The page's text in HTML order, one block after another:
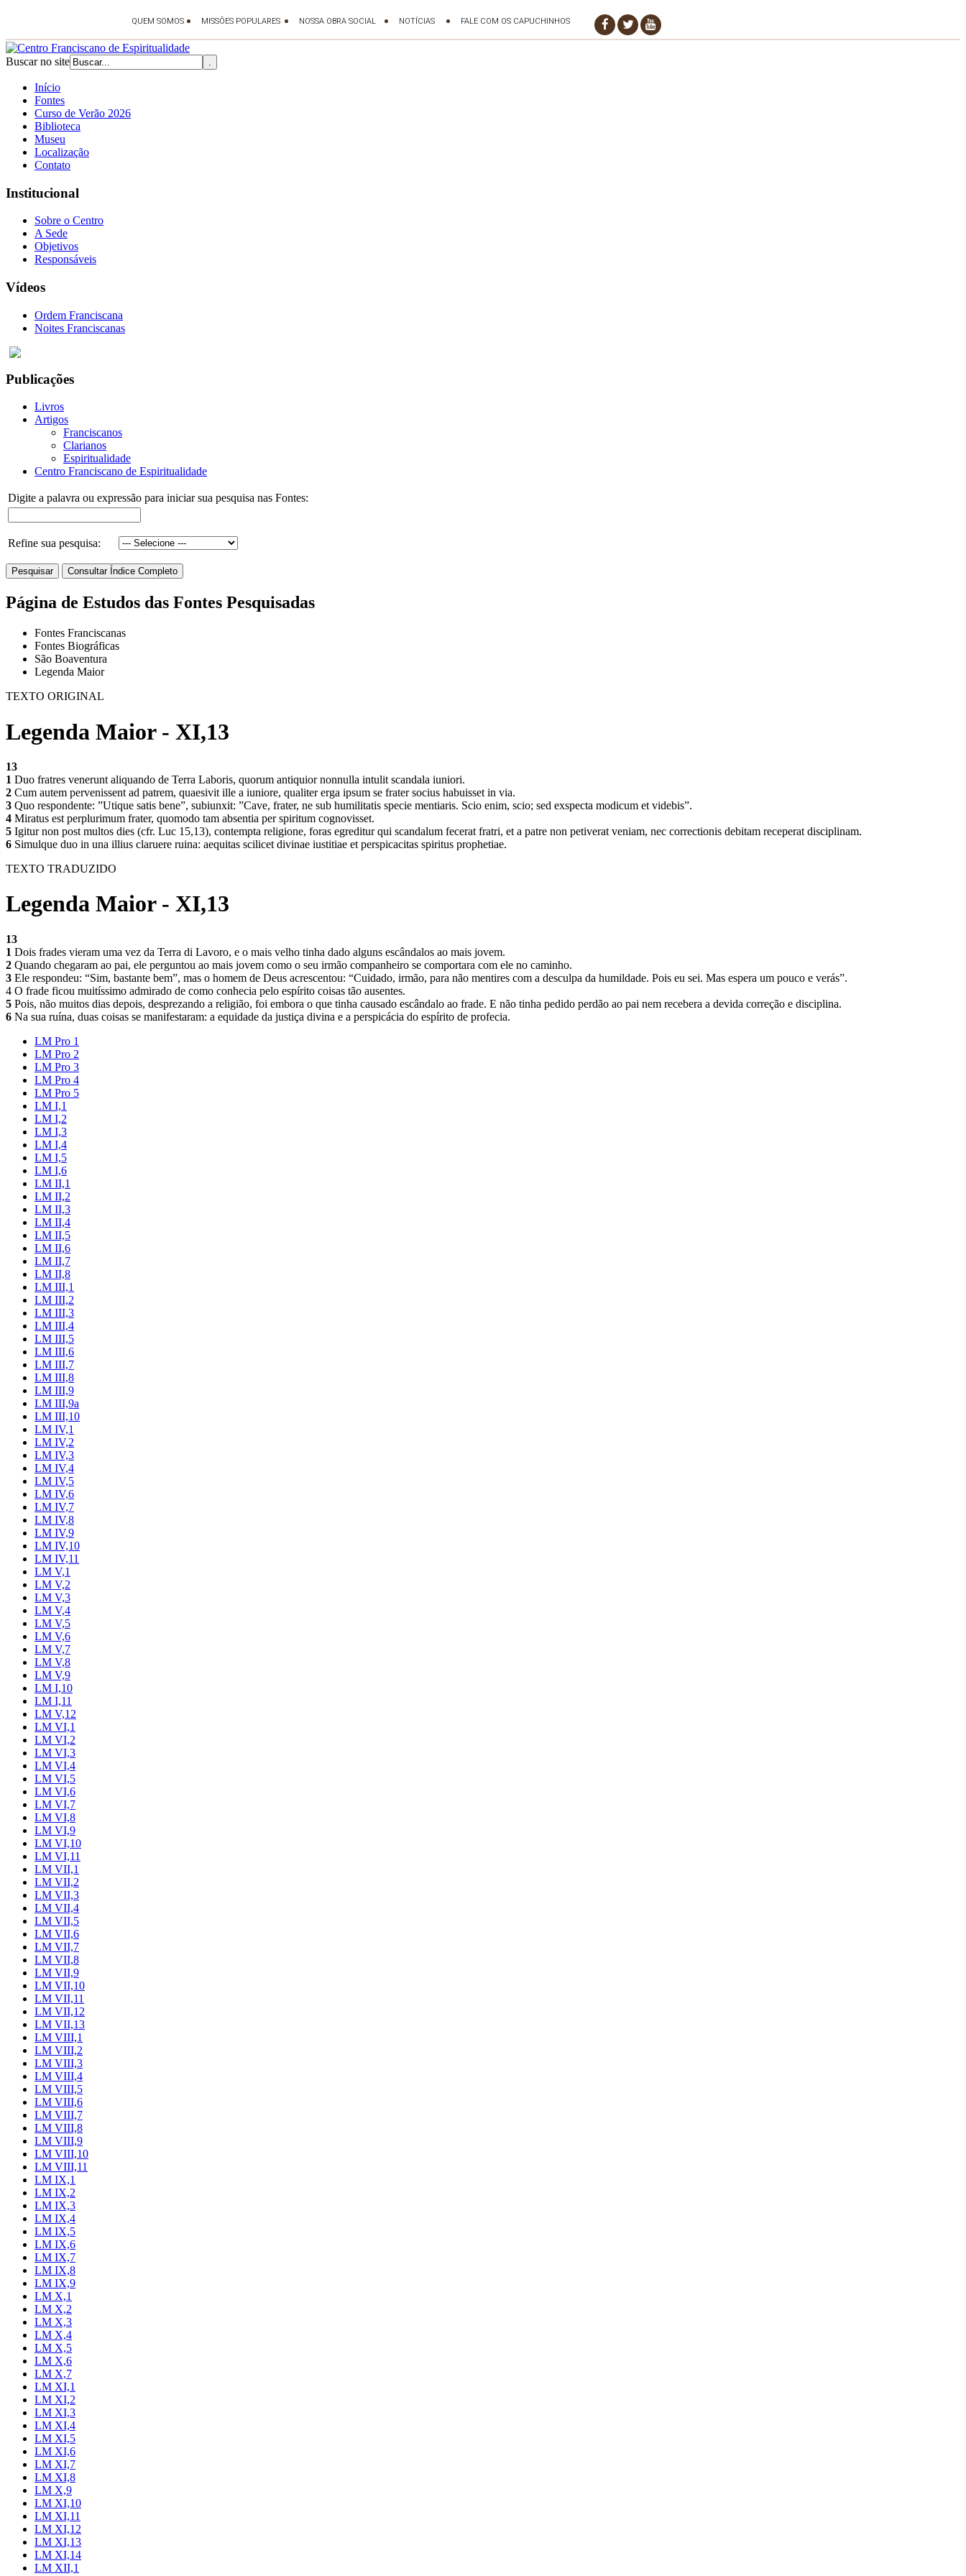
Buscar no site
Início
Fontes
Curso de Verão 2026
Biblioteca
Museu
Localização
Contato
Institucional
Sobre o Centro
A Sede
Objetivos
Responsáveis
Vídeos
Ordem Franciscana
Noites Franciscanas
Publicações
Livros
Artigos
Franciscanos
Clarianos
Espiritualidade
Centro Franciscano de Espiritualidade
Digite a palavra ou expressão para iniciar sua pesquisa nas Fontes:
Refine sua pesquisa:
Página de Estudos das Fontes Pesquisadas
Fontes Franciscanas
Fontes Biográficas
São Boaventura
Legenda Maior
TEXTO ORIGINAL
Legenda Maior - XI,13
13
1 Duo fratres venerunt aliquando de Terra Laboris, quorum antiquior nonnulla intulit scandala iuniori.
2 Cum autem pervenissent ad patrem, quaesivit ille a iuniore, qualiter erga ipsum se frater socius habuisset in via.
3 Quo respondente: ”Utique satis bene”, subiunxit: ”Cave, frater, ne sub humilitatis specie mentiaris. Scio enim, scio; sed exspecta modicum et videbis”.
4 Miratus est perplurimum frater, quomodo tam absentia per spiritum cognovisset.
5 Igitur non post multos dies (cfr. Luc 15,13), contempta religione, foras egreditur qui scandalum fecerat fratri, et a patre non petiverat veniam, nec correctionis debitam receperat disciplinam.
6 Simulque duo in una illius claruere ruina: aequitas scilicet divinae iustitiae et perspicacitas spiritus prophetiae.
TEXTO TRADUZIDO
Legenda Maior - XI,13
13
1 Dois frades vieram uma vez da Terra di Lavoro, e o mais velho tinha dado alguns escândalos ao mais jovem.
2 Quando chegaram ao pai, ele perguntou ao mais jovem como o seu irmão companheiro se comportara com ele no caminho.
3 Ele respondeu: “Sim, bastante bem”, mas o homem de Deus acrescentou: “Cuidado, irmão, para não mentires com a desculpa da humildade. Pois eu sei. Mas espera um pouco e verás”.
4 O frade ficou muitíssimo admirado de como conhecia pelo espírito coisas tão ausentes.
5 Pois, não muitos dias depois, desprezando a religião, foi embora o que tinha causado escândalo ao frade. E não tinha pedido perdão ao pai nem recebera a devida correção e disciplina.
6 Na sua ruína, duas coisas se manifestaram: a equidade da justiça divina e a perspicácia do espírito de profecia.
LM Pro 1
LM Pro 2
LM Pro 3
LM Pro 4
LM Pro 5
LM I,1
LM I,2
LM I,3
LM I,4
LM I,5
LM I,6
LM II,1
LM II,2
LM II,3
LM II,4
LM II,5
LM II,6
LM II,7
LM II,8
LM III,1
LM III,2
LM III,3
LM III,4
LM III,5
LM III,6
LM III,7
LM III,8
LM III,9
LM III,9a
LM III,10
LM IV,1
LM IV,2
LM IV,3
LM IV,4
LM IV,5
LM IV,6
LM IV,7
LM IV,8
LM IV,9
LM IV,10
LM IV,11
LM V,1
LM V,2
LM V,3
LM V,4
LM V,5
LM V,6
LM V,7
LM V,8
LM V,9
LM I,10
LM I,11
LM V,12
LM VI,1
LM VI,2
LM VI,3
LM VI,4
LM VI,5
LM VI,6
LM VI,7
LM VI,8
LM VI,9
LM VI,10
LM VI,11
LM VII,1
LM VII,2
LM VII,3
LM VII,4
LM VII,5
LM VII,6
LM VII,7
LM VII,8
LM VII,9
LM VII,10
LM VII,11
LM VII,12
LM VII,13
LM VIII,1
LM VIII,2
LM VIII,3
LM VIII,4
LM VIII,5
LM VIII,6
LM VIII,7
LM VIII,8
LM VIII,9
LM VIII,10
LM VIII,11
LM IX,1
LM IX,2
LM IX,3
LM IX,4
LM IX,5
LM IX,6
LM IX,7
LM IX,8
LM IX,9
LM X,1
LM X,2
LM X,3
LM X,4
LM X,5
LM X,6
LM X,7
LM XI,1
LM XI,2
LM XI,3
LM XI,4
LM XI,5
LM XI,6
LM XI,7
LM XI,8
LM X,9
LM XI,10
LM XI,11
LM XI,12
LM XI,13
LM XI,14
LM XII,1